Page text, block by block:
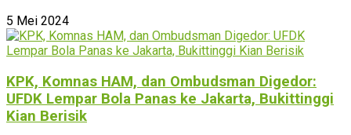
5 Mei 2024
KPK, Komnas HAM, dan Ombudsman Digedor:
UFDK Lempar Bola Panas ke Jakarta, Bukittinggi
Kian Berisik